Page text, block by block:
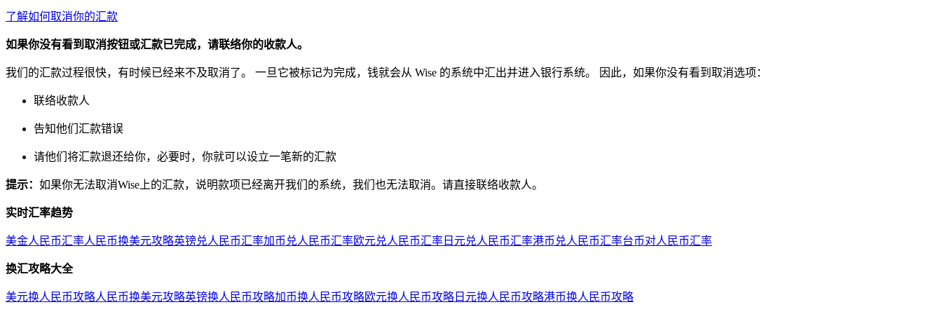
了解如何取消你的汇款
如果你没有看到取消按钮或汇款已完成，请联络你的收款人。
我们的汇款过程很快，有时候已经来不及取消了。 一旦它被标记为完成，钱就会从 Wise 的系统中汇出并进入银行系统。 因此，如果你没有看到取消选项：
联络收款人
告知他们汇款错误
请他们将汇款退还给你，必要时，你就可以设立一笔新的汇款
提示： 如果你无法取消Wise上的汇款，说明款项已经离开我们的系统，我们也无法取消。请直接联络收款人。
实时汇率趋势
美金人民币汇率人民币换美元攻略英镑兑人民币汇率加币兑人民币汇率欧元兑人民币汇率 日元兑人民币汇率港币兑人民币汇率台币对人民币汇率
换汇攻略大全
美元换人民币攻略人民币换美元攻略英镑换人民币攻略加币换人民币攻略欧元换人民币攻略 日元换人民币攻略港币换人民币攻略